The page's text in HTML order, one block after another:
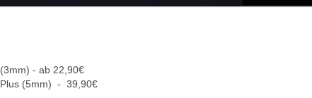
- ab 22,90€
Plus (5mm) - 39,90€